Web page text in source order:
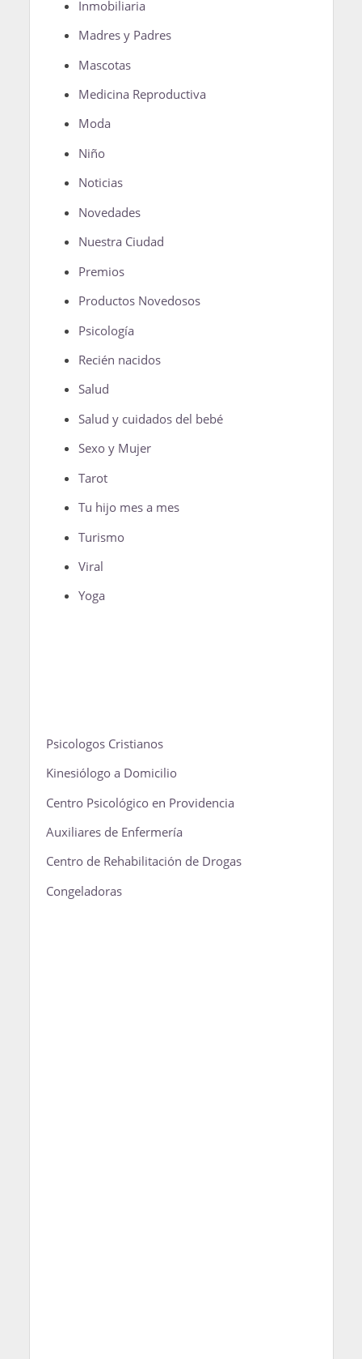
Inmobiliaria
Madres y Padres
Mascotas
Medicina Reproductiva
Moda
Niño
Noticias
Novedades
Nuestra Ciudad
Premios
Productos Novedosos
Psicología
Recién nacidos
Salud
Salud y cuidados del bebé
Sexo y Mujer
Tarot
Tu hijo mes a mes
Turismo
Viral
Yoga
Psicologos Cristianos
Kinesiólogo a Domicilio
Centro Psicológico en Providencia
Auxiliares de Enfermería
Centro de Rehabilitación de Drogas
Congeladoras